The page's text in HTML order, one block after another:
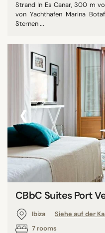
Strand In Es Canar, 300 m
von Yachthafen Marina
Sternen ...
‹
CBbC Suites Port
Ibiza
Siehe auf der
7 rooms